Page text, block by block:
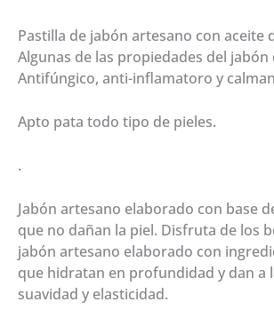
Pastilla de jabón artesano con aceite
Algunas de las propiedades del jabón
Antifúngico, anti-inflamatoro y
Apto pata todo tipo de pieles.
.
Jabón artesano elaborado con base
que no dañan la piel. Disfruta de los
jabón artesano elaborado con
que hidratan en profundidad y dan a
suavidad y elasticidad.